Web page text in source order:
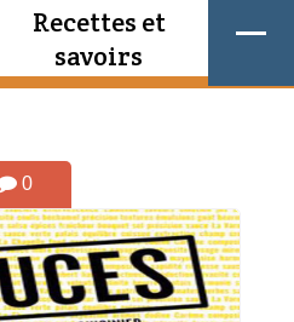
Recettes et
savoirs
0